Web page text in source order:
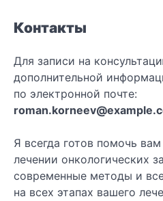
Контакты
Для записи на
дополнительной
по электронной почте:
Я всегда готов помочь
лечении онкологических
современные методы и
на всех этапах вашего